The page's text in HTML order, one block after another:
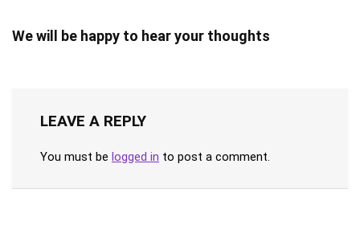
We will be happy to hear your thoughts
LEAVE A REPLY
You must be logged in to post a comment.